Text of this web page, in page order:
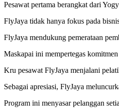
Pesawat pertama berangkat dari
FlyJaya tidak hanya fokus pada
FlyJaya mendukung pemerataan
Maskapai ini mempertegas
Kru pesawat FlyJaya menjalani
Sebagai apresiasi, FlyJaya
Program ini menyasar pelanggan